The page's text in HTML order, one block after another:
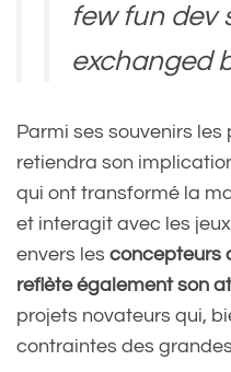
few fun dev
exchanged
dream, but
https://t.co/
Parmi ses souvenirs
retiendra son
qui ont transformé la
et interagit avec les
envers les concepteurs
reflète également son
projets novateurs qui,
contraintes des